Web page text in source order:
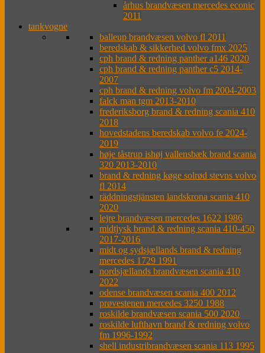
århus brandvæsen mercedes econic
2011
tankvogne
balleup brandvæsen volvo fl 2011
beredskab & sikkerhed volvo fmx 2025
cph brand & redning panther a146 2020
cph brand & redning panther c5 2014-
2007
cph brand & redning volvo fm 2004-2003
falck man tgm 2013-2010
frederiksborg brand & redning scania 410
2018
hovedstadens beredskab volvo fe 2024-
2019
høje tåstrup ishøj vallensbæk brand scania
320 2013-2010
brand & redning køge solrød stevns volvo
fl 2014
räddningstjänsten landskrona scania 410
2020
lejre brandvæsen mercedes 1622 1986
midtjysk brand & redning scania 410-450
2017-2016
midt og sydsjællands brand & redning
mercedes 1729 1991
nordsjællands brandvæsen scania 410
2022
odense brandvæsen scania 400 2012
prøvestenen mercedes 3250 1988
roskilde brandvæsen scania 500 2020
roskilde lufthavn brand & redning volvo
fm 1996-1992
shell industribrandvæsen scania 113 1995